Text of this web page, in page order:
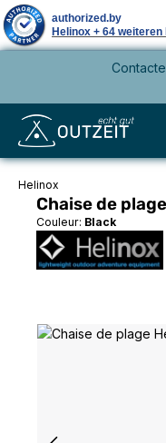
Helinox
Chaise de
Couleur: Black
Ignorer la galerie